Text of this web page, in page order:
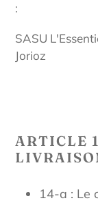
:
SASU
Jorioz
ARTICLE
14-a : Le